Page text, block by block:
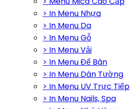
> In Menu Nhựa
> In Menu Da
> In Menu Gỗ
> In Menu Vải
> In Menu Để Bàn
> In Menu Dán Tường
> In Menu UV Trực Tiếp
> In Menu Nails, Spa